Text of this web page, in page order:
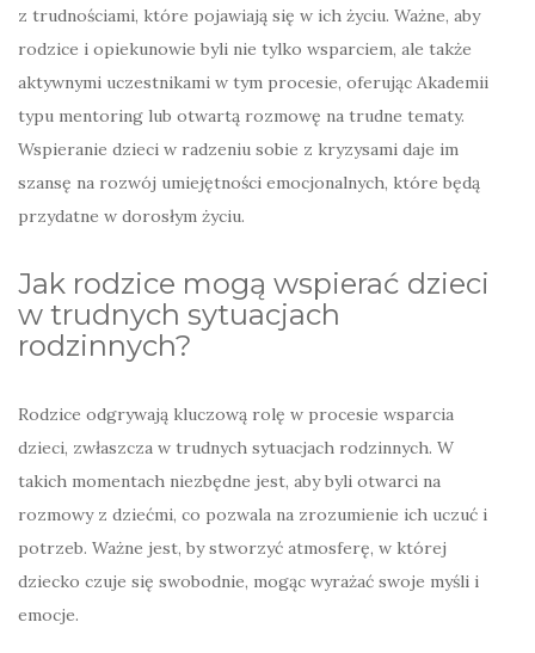
z trudnościami, które pojawiają się w ich życiu. Ważne, aby
rodzice i opiekunowie byli nie tylko wsparciem, ale także
aktywnymi uczestnikami w tym procesie, oferując Akademii
typu mentoring lub otwartą rozmowę na trudne tematy.
Wspieranie dzieci w radzeniu sobie z kryzysami daje im
szansę na rozwój umiejętności emocjonalnych, które będą
przydatne w dorosłym życiu.
Jak rodzice mogą wspierać dzieci
w trudnych sytuacjach
rodzinnych?
Rodzice odgrywają kluczową rolę w procesie wsparcia
dzieci, zwłaszcza w trudnych sytuacjach rodzinnych. W
takich momentach niezbędne jest, aby byli otwarci na
rozmowy z dziećmi, co pozwala na zrozumienie ich uczuć i
potrzeb. Ważne jest, by stworzyć atmosferę, w której
dziecko czuje się swobodnie, mogąc wyrażać swoje myśli i
emocje.